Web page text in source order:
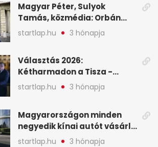
Magyar Péter, Sulyok
Tamás, közmédia: Orbán
Viktor április 13. óta hallgat,
közben pörögnek az
startlap.hu 3 hónapja
Választás 2026:
Kétharmadon a Tisza -
mutatjuk, hogyan alakulnak
a mandátumok
startlap.hu 3 hónapja
Magyarországon minden
negyedik kínai autót vásárló
a Chery mellett döntött (X)
startlap.hu 3 hónapja